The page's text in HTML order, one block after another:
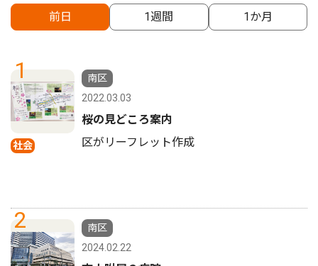
前日 1週間 1か月
1
社会
南区
2022.03.03
桜の見どころ案内
区がリーフレット作成
2
南区
2024.02.22